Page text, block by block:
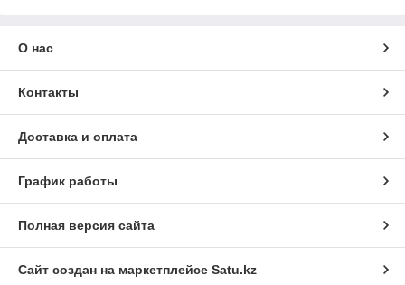
О нас
Контакты
Доставка и оплата
График работы
Полная версия сайта
Сайт создан на маркетплейсе Satu.kz